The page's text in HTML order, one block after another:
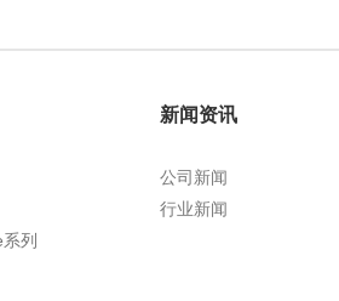
列
新闻资讯
公司新闻
行业新闻